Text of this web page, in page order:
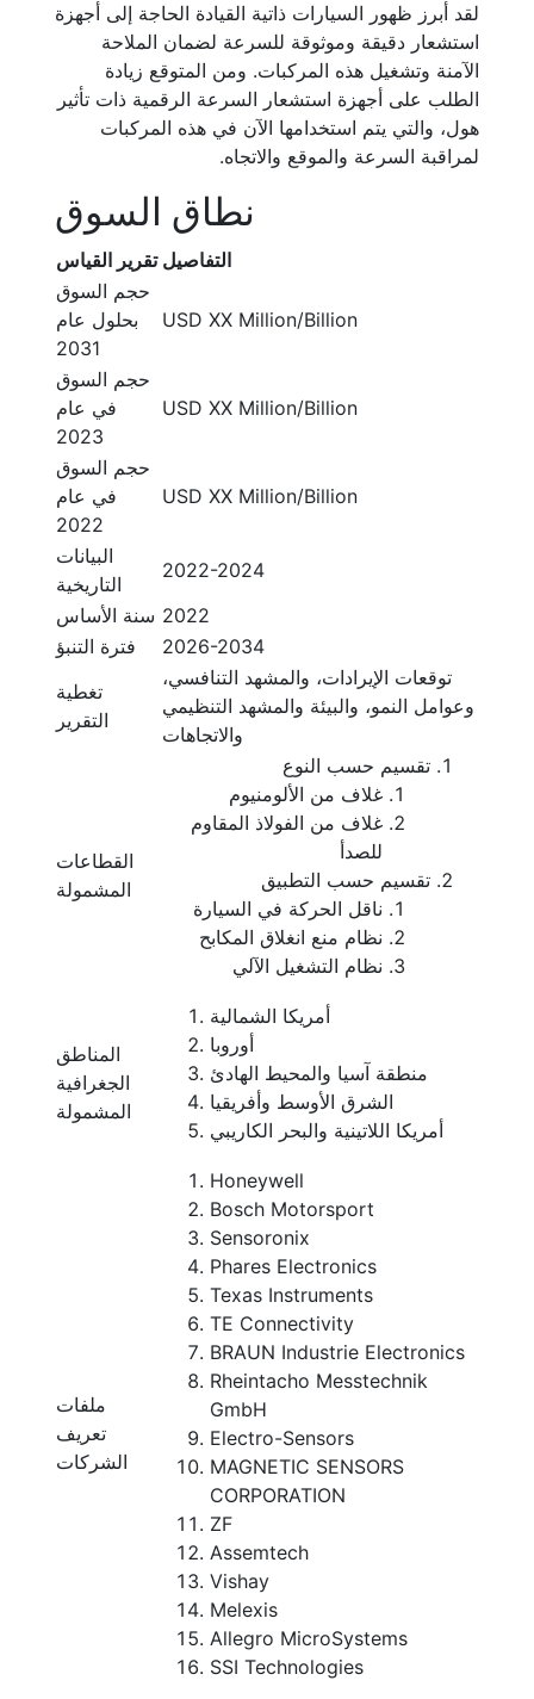
لقد أبرز ظهور السيارات ذاتية القيادة الحاجة إلى أجهزة
استشعار دقيقة وموثوقة للسرعة لضمان الملاحة
الآمنة وتشغيل هذه المركبات. ومن المتوقع زيادة
الطلب على أجهزة استشعار السرعة الرقمية ذات تأثير
هول، والتي يتم استخدامها الآن في هذه المركبات
لمراقبة السرعة والموقع والاتجاه.
نطاق السوق
تقرير القياس التفاصيل
حجم السوق
بحلول عام
2031
USD XX Million/Billion
حجم السوق
في عام
2023
USD XX Million/Billion
حجم السوق
في عام
2022
USD XX Million/Billion
البيانات
التاريخية
2022-2024
سنة الأساس 2022
فترة التنبؤ
2026-2034
تغطية
التقرير
توقعات الإيرادات، والمشهد التنافسي،
وعوامل النمو، والبيئة والمشهد التنظيمي
والاتجاهات
القطاعات
المشمولة
تقسيم حسب النوع
غلاف من الألومنيوم
غلاف من الفولاذ المقاوم
للصدأ
تقسيم حسب التطبيق
ناقل الحركة في السيارة
نظام منع انغلاق المكابح
نظام التشغيل الآلي
المناطق
الجغرافية
المشمولة
أمريكا الشمالية
أوروبا
منطقة آسيا والمحيط الهادئ
الشرق الأوسط وأفريقيا
أمريكا اللاتينية والبحر الكاريبي
ملفات
تعريف
الشركات
Honeywell
Bosch Motorsport
Sensoronix
Phares Electronics
Texas Instruments
TE Connectivity
BRAUN Industrie Electronics
Rheintacho Messtechnik
GmbH
Electro-Sensors
MAGNETIC SENSORS
CORPORATION
ZF
Assemtech
Vishay
Melexis
Allegro MicroSystems
SSI Technologies